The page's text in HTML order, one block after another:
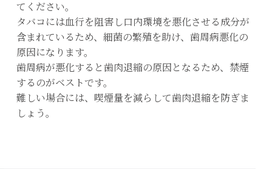
てください。
タバコには血行を阻害し口内環境を悪化させる成分が
含まれているため、細菌の繁殖を助け、歯周病悪化の
原因になります。
歯周病が悪化すると歯肉退縮の原因となるため、禁煙
するのがベストです。
難しい場合には、喫煙量を減らして歯肉退縮を防ぎま
しょう。